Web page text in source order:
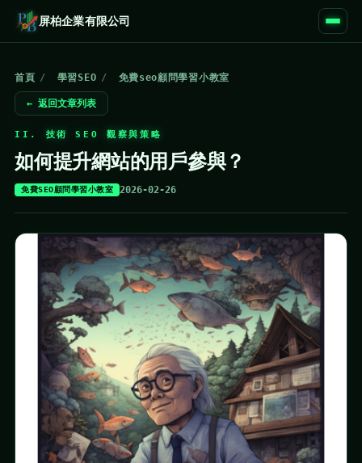
屏柏企業有限公司
首頁 / 學習SEO / 免費seo顧問學習小教室
← 返回文章列表
II. 技術 SEO 觀察與策略
如何提升網站的用戶參與？
免費SEO顧問學習小教室 2026-02-26